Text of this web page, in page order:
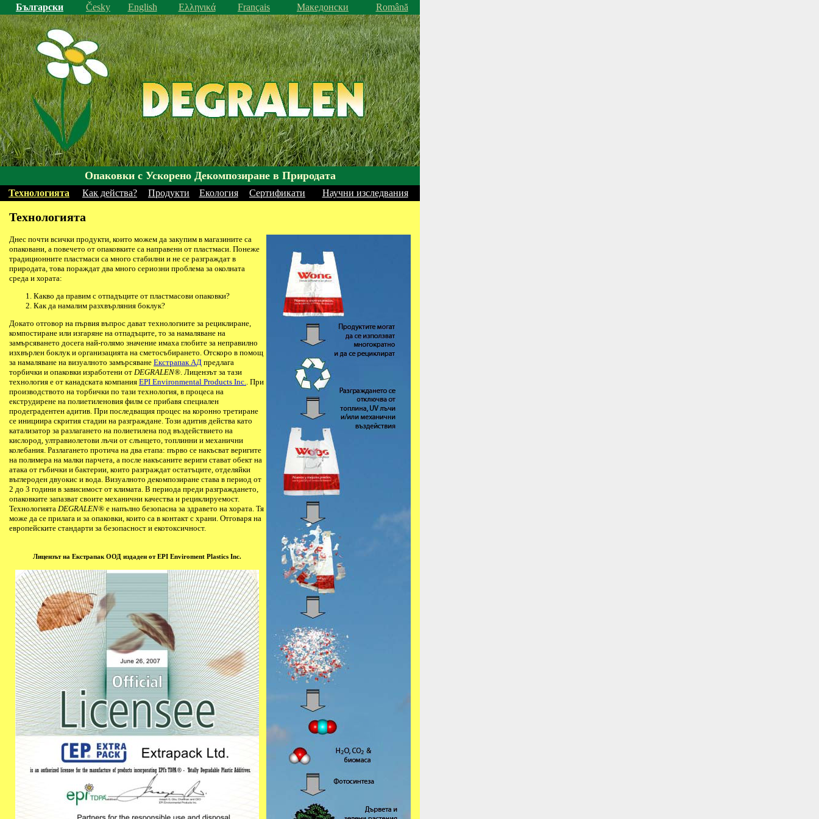
Български Česky English Ελληνικά Français Македонски Română
Опаковки с Ускорено Декомпозиране в Природата
Технологията Как действа? Продукти Екология Сертификати Научни изследвания
Технологията
Днес почти всички продукти, които можем да закупим в магазините са
опаковани, а повечето от опаковките са направени от пластмаси. Понеже
традиционните пластмаси са много стабилни и не се разграждат в
природата, това пораждат два много сериозни проблема за околната
среда и хората:
Какво да правим с отпадъците от пластмасови опаковки?
Как да намалим разхвърляния боклук?
Докато отговор на първия въпрос дават технологиите за рециклиране,
компостиране или изгаряне на отпадъците, то за намаляване на
замърсяването досега най-голямо значение имаха глобите за неправилно
изхвърлен боклук и организацията на сметосъбирането. Отскоро в помощ
за намаляване на визуалното замърсяване Екстрапак АД предлага
торбички и опаковки изработени от DEGRALEN®. Лицензът за тази
технология е от канадската компания EPI Environmental Products Inc.. При
производството на торбички по тази технология, в процеса на
екструдирене на полиетиленовия филм се прибавя специален
продеградентен адитив. При последващия процес на коронно третиране
се инициира скрития стадии на разграждане. Този адитив действа като
катализатор за разлагането на полиетилена под въздействието на
кислород, ултравиолетови лъчи от слънцето, топлинни и механични
колебания. Разлагането протича на два етапа: първо се накъсват веригите
на полимера на малки парчета, а после накъсаните вериги стават обект на
атака от гъбички и бактерии, които разграждат остатъците, отделяйки
въглероден двуокис и вода. Визуалното декомпозиране става в период от
2 до 3 години в зависимост от климата. В периода преди разграждането,
опаковките запазват своите механични качества и рециклируемост.
Технологията DEGRALEN® е напълно безопасна за здравето на хората. Тя
може да се прилага и за опаковки, които са в контакт с храни. Отговаря на
европейските стандарти за безопасност и екотоксичност.
Лицензът на Екстрапак ООД издаден от EPI Enviroment Plastics Inc.